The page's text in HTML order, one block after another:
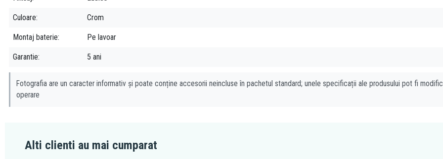
Culoare Crom
Montaj baterie Pe lavoar
Garantie 5 ani
Fotografia are un caracter informativ și poate conține accesorii neincluse în pachetul standard; unele specificații ale produsului pot fi
operare
Alti clienti au mai cumparat